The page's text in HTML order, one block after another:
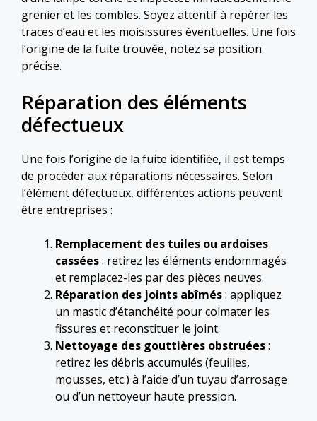
grenier et les combles. Soyez attentif à repérer les
traces d’eau et les moisissures éventuelles. Une fois
l’origine de la fuite trouvée, notez sa position
précise.
Réparation des éléments
défectueux
Une fois l’origine de la fuite identifiée, il est temps
de procéder aux réparations nécessaires. Selon
l’élément défectueux, différentes actions peuvent
être entreprises :
Remplacement des tuiles ou ardoises
cassées: retirez les éléments endommagés
et remplacez-les par des pièces neuves.
Réparation des joints abîmés: appliquez
un mastic d’étanchéité pour colmater les
fissures et reconstituer le joint.
Nettoyage des gouttières obstruées:
retirez les débris accumulés (feuilles,
mousses, etc.) à l’aide d’un tuyau d’arrosage
ou d’un nettoyeur haute pression.